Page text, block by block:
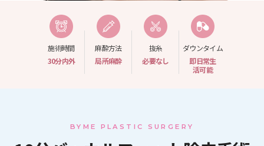
施術時間
30分内外
麻酔方法
局所麻酔
抜糸
必要なし
ダウンタイム
即日常生
活可能
BYME PLASTIC SURGERY